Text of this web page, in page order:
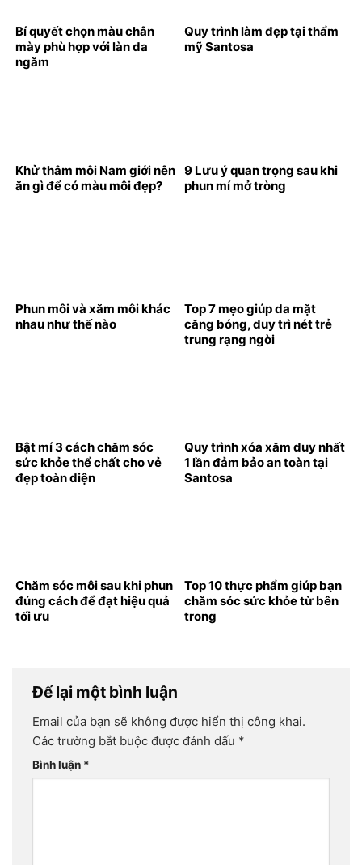
Bí quyết chọn màu chân
mày phù hợp với làn da
ngăm
Quy trình làm đẹp tại thẩm
mỹ Santosa
Khử thâm môi Nam giới nên
ăn gì để có màu môi đẹp?
9 Lưu ý quan trọng sau khi
phun mí mở tròng
Phun môi và xăm môi khác
nhau như thế nào
Top 7 mẹo giúp da mặt
căng bóng, duy trì nét trẻ
trung rạng ngời
Bật mí 3 cách chăm sóc
sức khỏe thể chất cho vẻ
đẹp toàn diện
Quy trình xóa xăm duy nhất
1 lần đảm bảo an toàn tại
Santosa
Chăm sóc môi sau khi phun
đúng cách để đạt hiệu quả
tối ưu
Top 10 thực phẩm giúp bạn
chăm sóc sức khỏe từ bên
trong
Để lại một bình luận
Email của bạn sẽ không được hiển thị công khai.
Các trường bắt buộc được đánh dấu *
Bình luận *